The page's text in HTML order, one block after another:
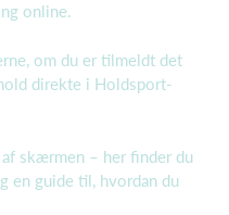
online.
om du er tilmeldt det
direkte i Holdsport-
skærmen – her finder du
en guide til, hvordan du